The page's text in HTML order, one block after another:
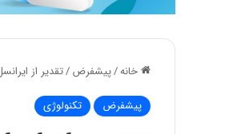
خانه/پیشفرض/تقدیر از
پیشفرض تکنولوژی